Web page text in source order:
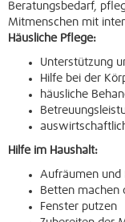
Beratungsbedarf,
Mitmenschen mit
Häusliche Pflege:
Unterstützung
Hilfe bei der
häusliche
Hilfe im Haushalt:
Aufräumen und
Betten machen
Fenster putzen